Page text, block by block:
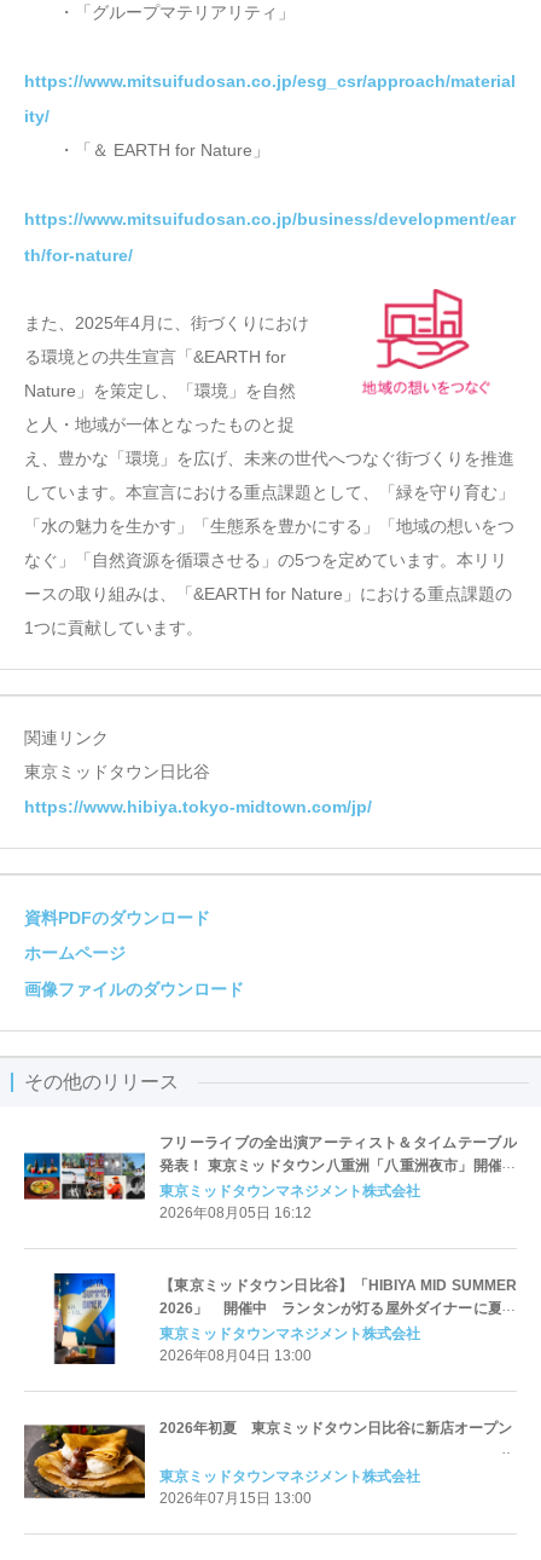
・「グループマテリアリティ」
https://www.mitsuifudosan.co.jp/esg_csr/approach/material
ity/
・「＆ EARTH for Nature」
https://www.mitsuifudosan.co.jp/business/development/ear
th/for-nature/
また、2025年4月に、街づくりにおけ
る環境との共生宣言「&EARTH for
Nature」を策定し、「環境」を自然
と人・地域が一体となったものと捉
え、豊かな「環境」を広げ、未来の世代へつなぐ街づくりを推進
しています。本宣言における重点課題として、「緑を守り育む」
「水の魅力を生かす」「生態系を豊かにする」「地域の想いをつ
なぐ」「自然資源を循環させる」の5つを定めています。本リリ
ースの取り組みは、「&EARTH for Nature」における重点課題の
1つに貢献しています。
関連リンク
東京ミッドタウン日比谷
https://www.hibiya.tokyo-midtown.com/jp/
資料PDFのダウンロード
ホームページ
画像ファイルのダウンロード
その他のリリース
フリーライブの全出演アーティスト＆タイムテーブル
発表！ 東京ミッドタウン八重洲「八重洲夜市」開催
期間：2026 年8月28 日（金）～9月6日（日）
東京ミッドタウンマネジメント株式会社
2026年08月05日 16:12
【東京ミッドタウン日比谷】「HIBIYA MID SUMMER
2026」 開催中 ランタンが灯る屋外ダイナーに夏の
新メニューが登場
東京ミッドタウンマネジメント株式会社
2026年08月04日 13:00
2026年初夏 東京ミッドタウン日比谷に新店オープン
東京ミッドタウンマネジメント株式会社
2026年07月15日 13:00